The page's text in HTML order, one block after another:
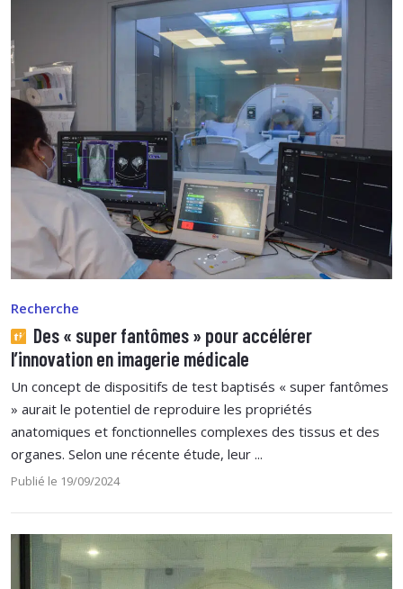
Recherche
Des « super fantômes » pour accélérer
l’innovation en imagerie médicale
Un concept de dispositifs de test baptisés « super fantômes
» aurait le potentiel de reproduire les propriétés
anatomiques et fonctionnelles complexes des tissus et des
organes. Selon une récente étude, leur ...
Publié le 19/09/2024